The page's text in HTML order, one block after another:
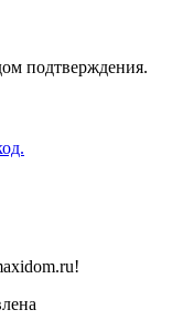
подтверждения.